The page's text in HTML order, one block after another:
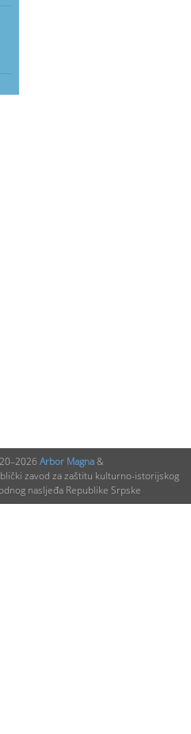
Arbor Magna&
zavod za zaštitu kulturno-istorijskog
nasljeđa Republike Srpske